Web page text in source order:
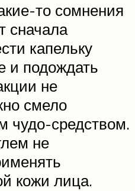
то сомнения
сначала
капельку
и подождать
не
смело
чудо-средством.
не
кожи лица.